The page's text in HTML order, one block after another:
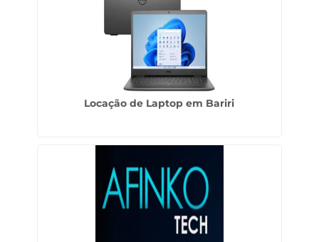
Locação de Laptop em Bariri